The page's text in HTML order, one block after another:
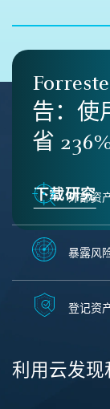
告：使
省
下载研究
利用云发现
外部资
暴露风
登记资